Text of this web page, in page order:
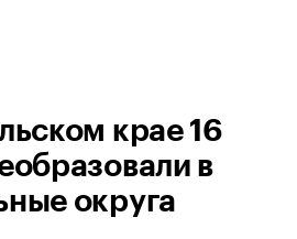
крае 16
в
округа